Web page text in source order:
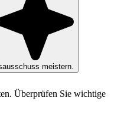
meistern.
Überprüfen Sie wichtige